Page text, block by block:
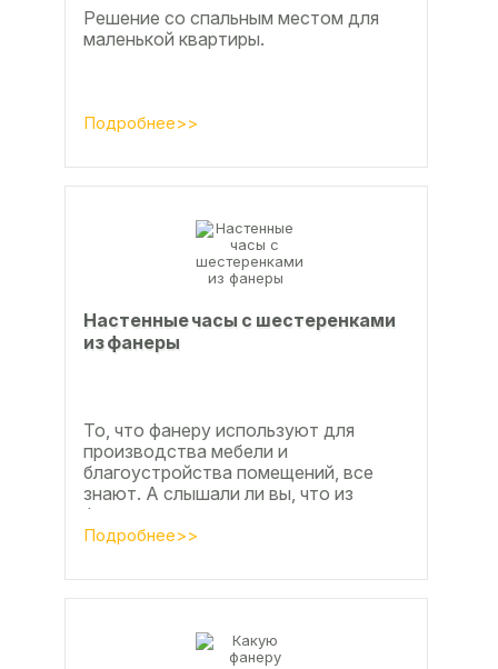
Решение со спальным местом для
маленькой квартиры.
Подробнее>>
Настенные часы с шестеренками
из фанеры
То, что фанеру используют для
производства мебели и
благоустройства помещений, все
знают. А слышали ли вы, что из
фанеры делают красивые ажурные
часы? Удивительно, но факт.
Подробнее>>